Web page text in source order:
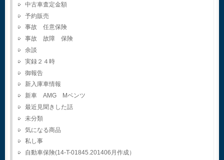
中古車査定金額
予約販売
事故 任意保険
事故 故障 保険
余談
実録２４時
御報告
新入庫車情報
新車 AMG Mベンツ
最近見聞きした話
未分類
気になる商品
私し事
自動車保険(14-T-01845.201406月作成）